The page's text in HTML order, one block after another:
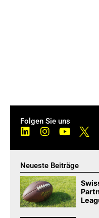
Folgen Sie uns
Neueste Beiträge